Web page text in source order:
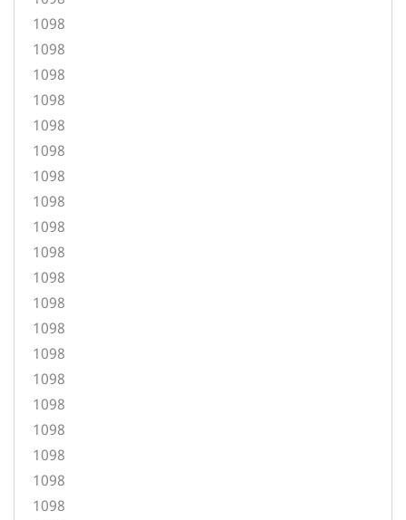
1098
1098
1098
1098
1098
1098
1098
1098
1098
1098
1098
1098
1098
1098
1098
1098
1098
1098
1098
1098